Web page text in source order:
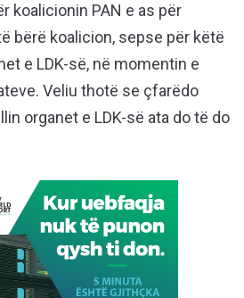
koalicionin PAN e as për
bërë koalicion, sepse për këtë
e LDK-së, në momentin e
Veliu thotë se çfarëdo
organet e LDK-së ata do të do